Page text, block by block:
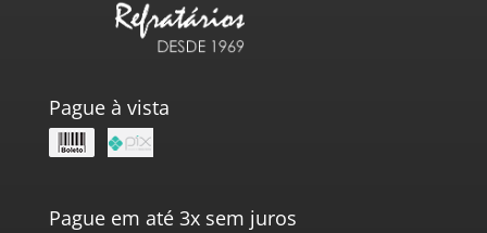
Pague à vista
Pague em até 3x sem juros